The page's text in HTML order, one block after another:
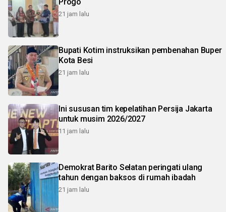
21 jam lalu
Bupati Kotim instruksikan pembenahan Buper
Kota Besi
21 jam lalu
Ini sususan tim kepelatihan Persija Jakarta
untuk musim 2026/2027
11 jam lalu
Demokrat Barito Selatan peringati ulang
tahun dengan baksos di rumah ibadah
21 jam lalu